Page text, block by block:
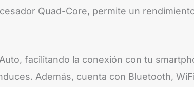
Quad-Core, permite un
facilitando la conexión con tu
Además, cuenta con Bluetooth,